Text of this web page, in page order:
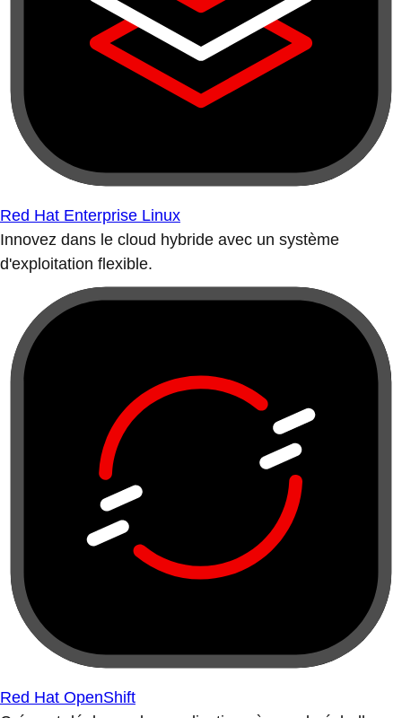
Red Hat Enterprise Linux
Innovez dans le cloud hybride avec un système
d'exploitation flexible.
Red Hat OpenShift